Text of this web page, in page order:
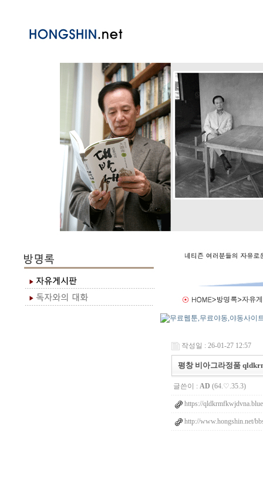
작성일 : 26-01-27 12:57
평창 비아그라정품
글쓴이 : AD (64.♡.35.3)
https://
http://www.hongshin.net/